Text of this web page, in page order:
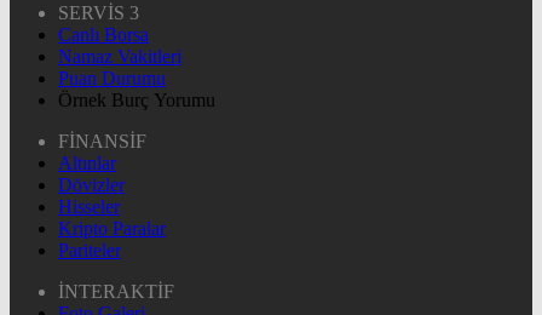
SERVİS 3
Canlı Borsa
Namaz Vakitleri
Puan Durumu
Örnek Burç Yorumu
FİNANSİF
Altınlar
Dövizler
Hisseler
Kripto Paralar
Pariteler
İNTERAKTİF